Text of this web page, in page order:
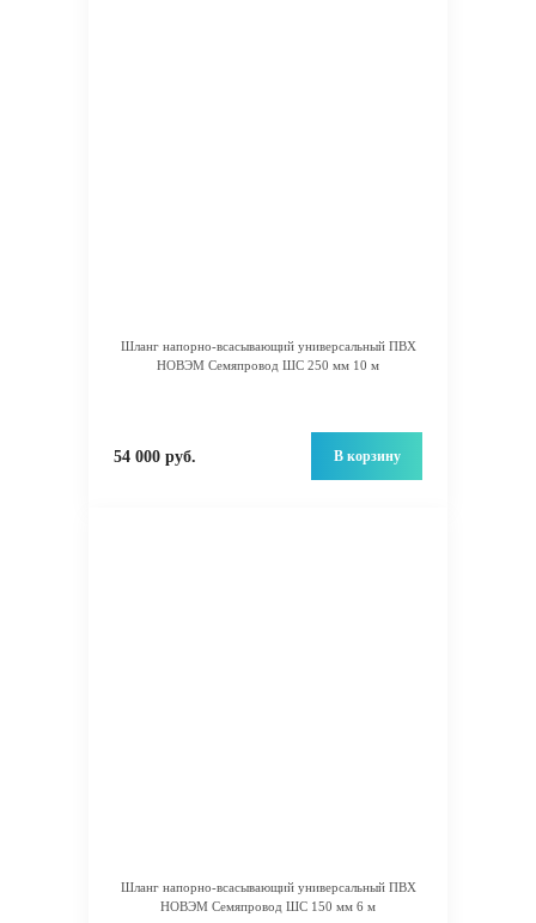
Шланг напорно-всасывающий универсальный ПВХ
НОВЭМ Семяпровод ШС 250 мм 10 м
54 000 руб. В корзину
Шланг напорно-всасывающий универсальный ПВХ
НОВЭМ Семяпровод ШС 150 мм 6 м